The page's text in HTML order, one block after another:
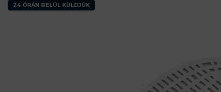
24 ÓRÁN BELÜL KÜLDJÜK